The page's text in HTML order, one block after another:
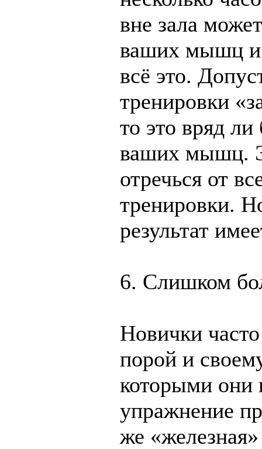
вне зала
ваших мышц и
всё это.
тренировки
то это вряд ли
ваших мышц.
отречься от
тренировки.
результат
6. Слишком
Новички
порой и
которыми они
упражнение
же